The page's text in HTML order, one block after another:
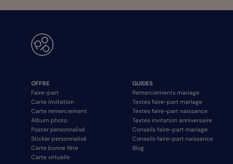
OFFRE
Faire-part
Carte invitation
Carte remerciement
Album photo
Poster personnalisé
Sticker personnalisé
Carte bonne fête
Carte virtuelle
GUIDES
Remerciements mariage
Textes faire-part mariage
Textes faire-part naissance
Textes invitation anniversaire
Conseils faire-part mariage
Conseils faire-part naissance
Blog